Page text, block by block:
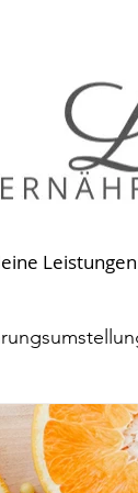
Leistungen